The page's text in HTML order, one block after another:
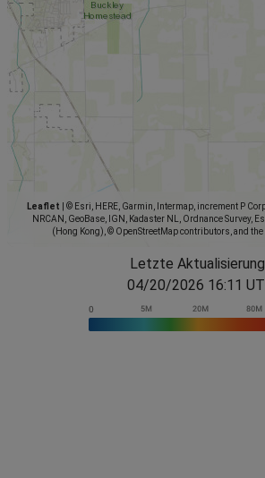
Leaflet
© Esri, HERE, Garmin, Intermap, increment P
NRCAN, GeoBase, IGN, Kadaster NL, Ordnance Survey,
(Hong Kong), © OpenStreetMap contributors, and
Letzte
04/20/2026 16:11